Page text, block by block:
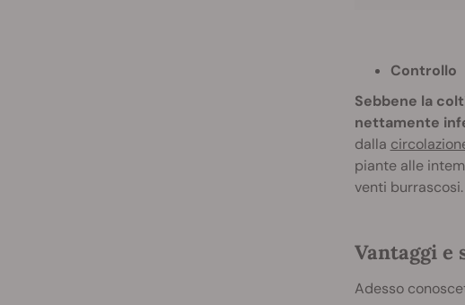
Controllo
Sebbene la
nettamente
dalla
piante alle
venti burrascosi.
Vantaggi e
Adesso